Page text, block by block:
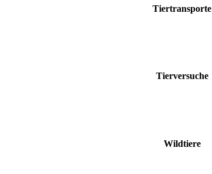
Tiertransporte
Tierversuche
Wildtiere